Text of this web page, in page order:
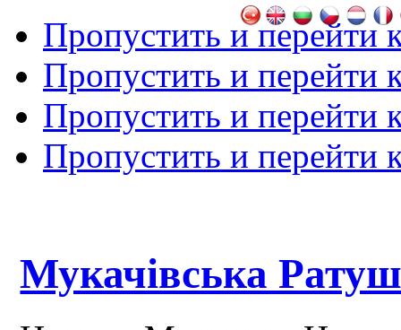
Пропустить и перейти
Пропустить и перейти
Пропустить и перейти
Пропустить и перейти
Мукачівська